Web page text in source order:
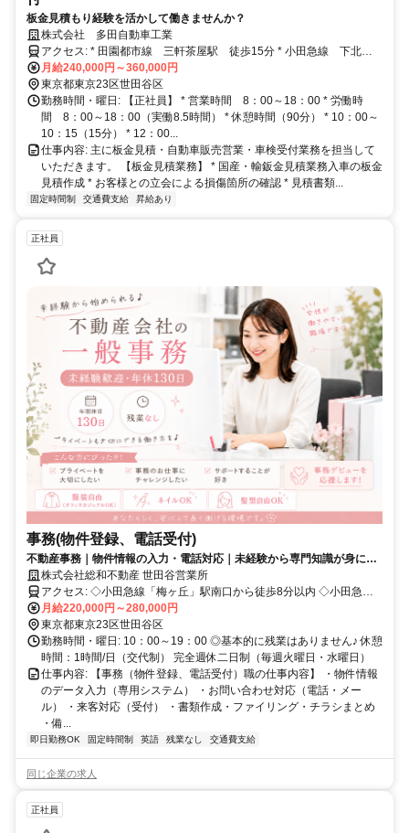
板金見積もり経験を活かして働きませんか？
株式会社 多田自動車工業
アクセス: * 田園都市線 三軒茶屋駅 徒歩15分 * 小田急線 下北沢
駅 徒歩15分 * バイク・自転車通勤可能 * 車通勤不可
月給240,000円～360,000円
東京都東京23区世田谷区
勤務時間・曜日: 【正社員】 * 営業時間 8：00～18：00 * 労働時
間 8：00～18：00（実働8.5時間） * 休憩時間（90分） * 10：00～
10：15（15分） * 12：00...
仕事内容: 主に板金見積・自動車販売営業・車検受付業務を担当して
いただきます。 【板金見積業務】 * 国産・輸鈑金見積業務入車の板金
見積作成 * お客様との立会による損傷箇所の確認 * 見積書類...
固定時間制 交通費支給 昇給あり
正社員
事務(物件登録、電話受付)
不動産事務｜物件情報の入力・電話対応｜未経験から専門知識が身につ
く 株式会社総和不動産 世田谷営業所
アクセス: ◇小田急線「梅ヶ丘」駅南口から徒歩8分以内 ◇小田急線
「世田谷代田」駅西口から徒歩5分以内
月給220,000円～280,000円
東京都東京23区世田谷区
勤務時間・曜日: 10：00～19：00 ◎基本的に残業はありません♪ 休憩
時間：1時間/日（交代制） 完全週休二日制（毎週火曜日・水曜日）
仕事内容: 【事務（物件登録、電話受付）職の仕事内容】 ・物件情報
のデータ入力（専用システム） ・お問い合わせ対応（電話・メー
ル） ・来客対応（受付） ・書類作成・ファイリング・チラシまとめ
・備...
即日勤務OK 固定時間制 英語 残業なし 交通費支給
同じ企業の求人
正社員